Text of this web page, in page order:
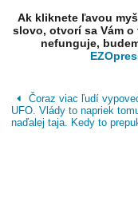
Ak kliknete ľavou
slovo, otvorí sa Vám
nefunguje,
Čoraz viac ľudí
UFO. Vlády to napriek
naďalej taja. Kedy to